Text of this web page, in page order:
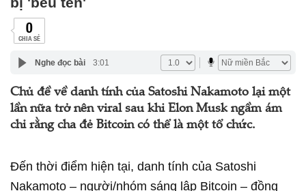
0
CHIA SẺ
Nghe đọc bài 3:01
Chủ đề về danh tính của Satoshi Nakamoto lại một
lần nữa trở nên viral sau khi Elon Musk ngầm ám
chỉ rằng cha đẻ Bitcoin có thể là một tổ chức.
Đến thời điểm hiện tại, danh tính của Satoshi
Nakamoto – người/nhóm sáng lập Bitcoin – đồng